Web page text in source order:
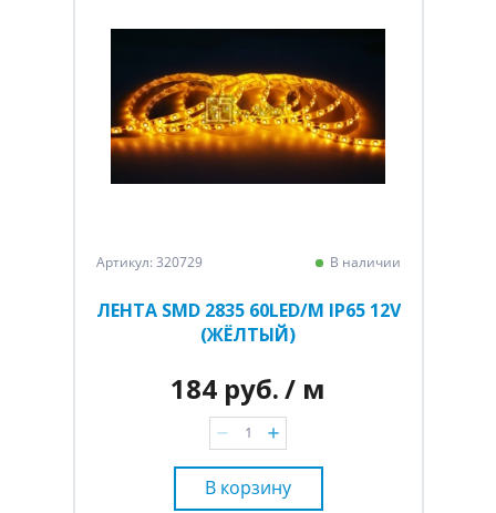
Артикул: 320729 В наличии
ЛЕНТА SMD 2835 60LED/M IP65 12V
(ЖЁЛТЫЙ)
184 руб./ м
В корзину